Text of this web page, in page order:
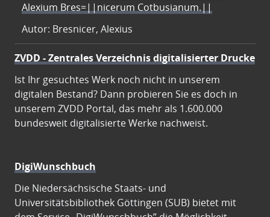
Alexium Bres=||nicerum Cotbusianum.||
Autor: Bresnicer, Alexius
ZVDD - Zentrales Verzeichnis digitalisierter Drucke
Ist Ihr gesuchtes Werk noch nicht in unserem
digitalen Bestand? Dann probieren Sie es doch in
unserem ZVDD Portal, das mehr als 1.600.000
bundesweit digitalisierte Werke nachweist.
DigiWunschbuch
Die Niedersächsische Staats- und
Universitätsbibliothek Göttingen (SUB) bietet mit